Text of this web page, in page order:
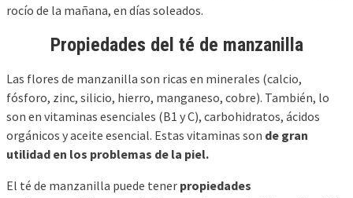
rocío de la mañana, en días soleados.
Propiedades del té de manzanilla
Las flores de manzanilla son ricas en minerales (calcio,
fósforo, zinc, silicio, hierro, manganeso, cobre). También, lo
son en vitaminas esenciales (B1 y C), carbohidratos, ácidos
orgánicos y aceite esencial. Estas vitaminas son de gran
utilidad en los problemas de la piel.
El té de manzanilla puede tener propiedades